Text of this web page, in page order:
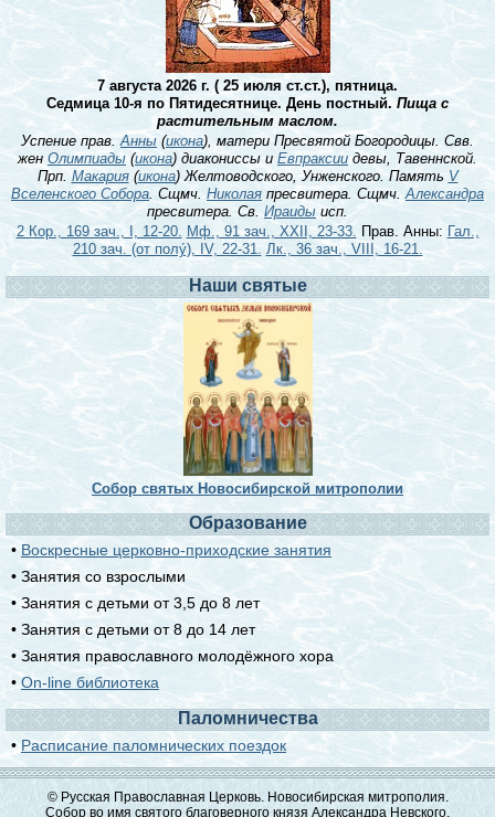
7 августа 2026 г. ( 25 июля ст.ст.), пятница.
Седмица 10-я по Пятидесятнице. День постный. Пища с
растительным маслом.
Успение прав.Анны (икона), матери Пресвятой Богородицы. Свв.
жен Олимпиады (икона) диакониссы и Евпраксии девы, Тавеннской.
Прп.Макария(икона) Желтоводского, Унженского. Память V
Вселенского Собора. Сщмч. Николая пресвитера. Сщмч.Александра
пресвитера. Св. Ираидыисп.
2 Кор., 169 зач., I, 12-20. Мф., 91 зач., XXII, 23-33. Прав. Анны: Гал.,
210 зач. (от полу́), IV, 22-31. Лк., 36 зач., VIII, 16-21.
Наши святые
Собор святых Новосибирской митрополии
Образование
• Воскресные церковно-приходские занятия
• Занятия со взрослыми
• Занятия с детьми от 3,5 до 8 лет
• Занятия с детьми от 8 до 14 лет
• Занятия православного молодёжного хора
• On-line библиотека
Паломничества
• Расписание паломнических поездок
© Русская Православная Церковь. Новосибирская митрополия.
Собор во имя святого благоверного князя Александра Невского.